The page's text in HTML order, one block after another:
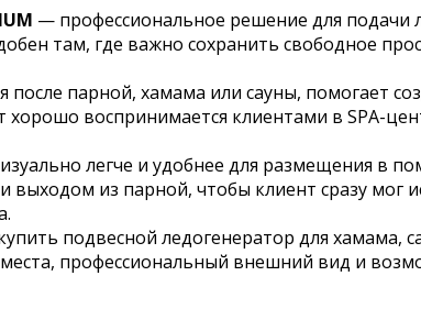
— профессиональное решение для подачи
там, где важно сохранить свободное
после парной, хамама или сауны, помогает
воспринимается клиентами в SPA-
легче и удобнее для размещения
из парной, чтобы клиент сразу мог
подвесной ледогенератор для
профессиональный внешний вид и